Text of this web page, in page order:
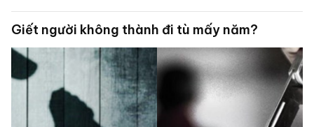
Giết người không thành đi tù mấy năm?